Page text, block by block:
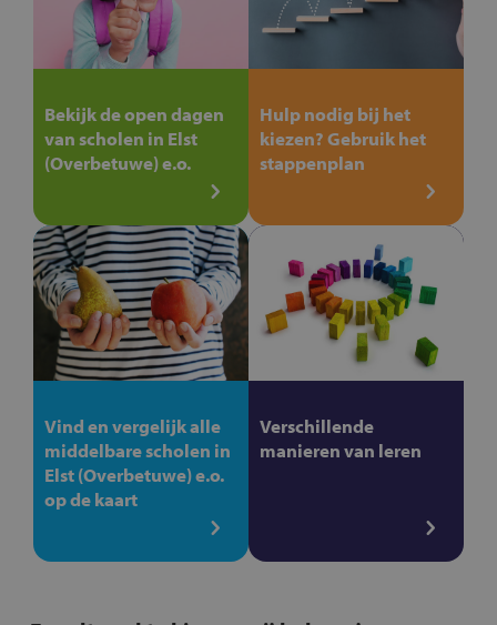
Bekijk de open dagen
van scholen in Elst
(Overbetuwe) e.o.
Hulp nodig bij het
kiezen? Gebruik het
stappenplan
Vind en vergelijk alle
middelbare scholen in
Elst (Overbetuwe) e.o.
op de kaart
Verschillende
manieren van leren